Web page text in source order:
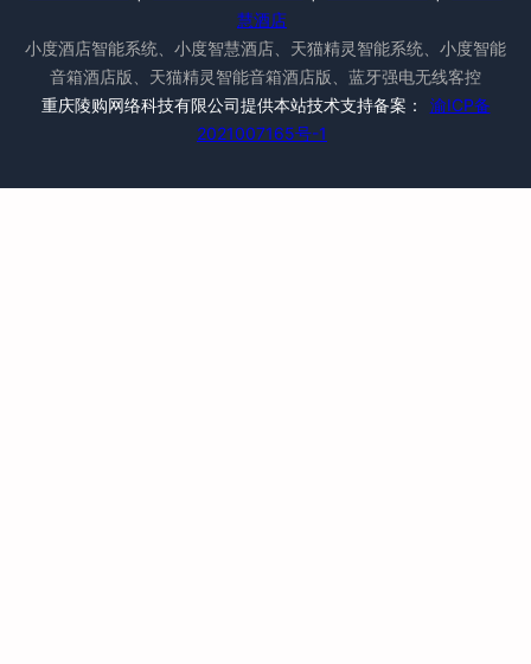
慧酒店
小度酒店智能系统、小度智慧酒店、天猫精灵智能系统、小度智能
音箱酒店版、天猫精灵智能音箱酒店版、蓝牙强电无线客控
重庆陵购网络科技有限公司提供本站技术支持备案：
渝ICP备
2021007165号-1